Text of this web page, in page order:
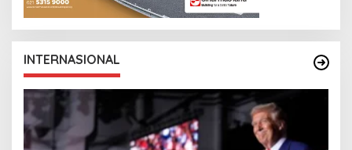
INTERNASIONAL